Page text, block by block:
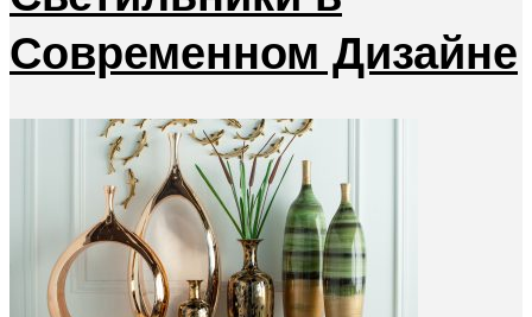
Современном Дизайне